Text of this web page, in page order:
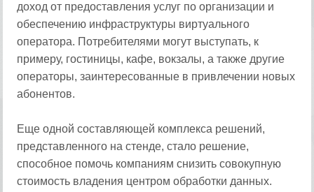
доход от предоставления услуг по организации и
обеспечению инфраструктуры виртуального
оператора. Потребителями могут выступать, к
примеру, гостиницы, кафе, вокзалы, а также другие
операторы, заинтересованные в привлечении новых
абонентов.
Еще одной составляющей комплекса решений,
представленного на стенде, стало решение,
способное помочь компаниям снизить совокупную
стоимость владения центром обработки данных.